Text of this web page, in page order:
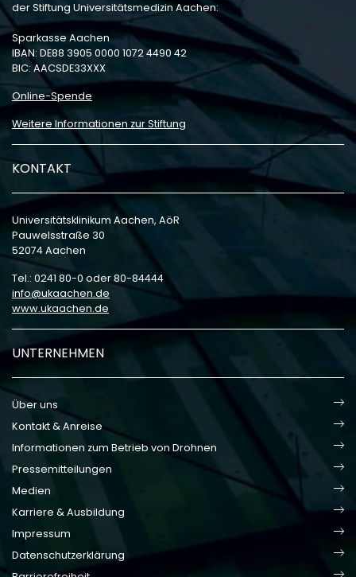
der Stiftung Universitätsmedizin Aachen:
Sparkasse Aachen
IBAN: DE88 3905 0000 1072 4490 42
BIC: AACSDE33XXX
Online-Spende
Weitere Informationen zur Stiftung
KONTAKT
Universitätsklinikum Aachen, AöR
Pauwelsstraße 30
52074 Aachen
Tel.: 0241 80-0 oder 80-84444
info
ukaachen de
www.ukaachen.de
UNTERNEHMEN
Über uns
Kontakt & Anreise
Informationen zum Betrieb von Drohnen
Pressemitteilungen
Medien
Karriere & Ausbildung
Impressum
Datenschutzerklärung